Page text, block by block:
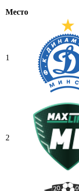
Место
1
2